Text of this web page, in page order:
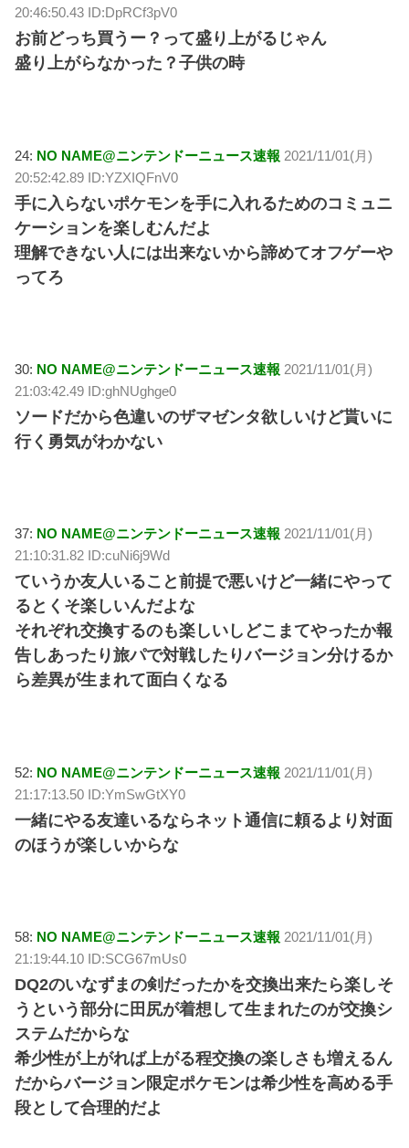
20:46:50.43 ID:DpRCf3pV0
お前どっち買うー？って盛り上がるじゃん
盛り上がらなかった？子供の時
24: NO NAME@ニンテンドーニュース速報 2021/11/01(月)
20:52:42.89 ID:YZXIQFnV0
手に入らないポケモンを手に入れるためのコミュニ
ケーションを楽しむんだよ
理解できない人には出来ないから諦めてオフゲーや
ってろ
30: NO NAME@ニンテンドーニュース速報 2021/11/01(月)
21:03:42.49 ID:ghNUghge0
ソードだから色違いのザマゼンタ欲しいけど貰いに
行く勇気がわかない
37: NO NAME@ニンテンドーニュース速報 2021/11/01(月)
21:10:31.82 ID:cuNi6j9Wd
ていうか友人いること前提で悪いけど一緒にやって
るとくそ楽しいんだよな
それぞれ交換するのも楽しいしどこまてやったか報
告しあったり旅パで対戦したりバージョン分けるか
ら差異が生まれて面白くなる
52: NO NAME@ニンテンドーニュース速報 2021/11/01(月)
21:17:13.50 ID:YmSwGtXY0
一緒にやる友達いるならネット通信に頼るより対面
のほうが楽しいからな
58: NO NAME@ニンテンドーニュース速報 2021/11/01(月)
21:19:44.10 ID:SCG67mUs0
DQ2のいなずまの剣だったかを交換出来たら楽しそ
うという部分に田尻が着想して生まれたのが交換シ
ステムだからな
希少性が上がれば上がる程交換の楽しさも増えるん
だからバージョン限定ポケモンは希少性を高める手
段として合理的だよ